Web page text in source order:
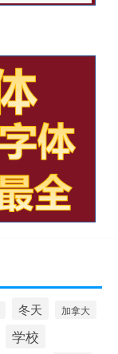
冬天 加拿大
学校